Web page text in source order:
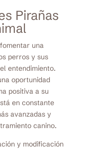
Pirañas
una
perros y sus
entendimiento.
oportunidad
positiva a su
en constante
avanzadas y
canino.
y modificación